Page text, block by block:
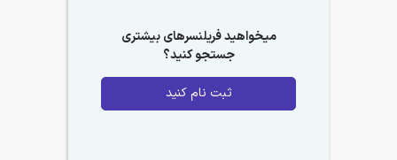
میخواهید فریلنسرهای بیشتری
جستجو کنید؟
ثبت نام کنید